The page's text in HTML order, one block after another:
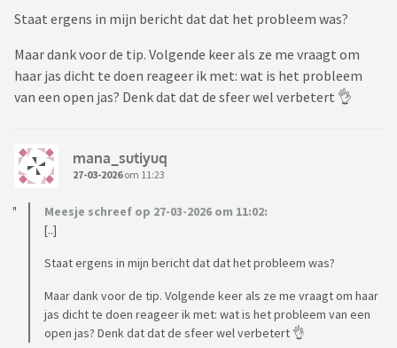
Staat ergens in mijn bericht dat dat het probleem was?
Maar dank voor de tip. Volgende keer als ze me vraagt om
haar jas dicht te doen reageer ik met: wat is het probleem
van een open jas? Denk dat dat de sfeer wel verbetert 👌
mana_sutiyuq
27-03-2026om 11:23
Meesje schreef op 27-03-2026 om 11:02:
[..]
Staat ergens in mijn bericht dat dat het probleem was?
Maar dank voor de tip. Volgende keer als ze me vraagt om haar
jas dicht te doen reageer ik met: wat is het probleem van een
open jas? Denk dat dat de sfeer wel verbetert 👌